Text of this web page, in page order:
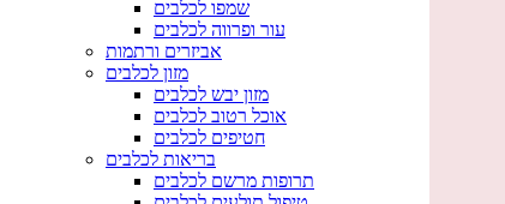
שמפו לכלבים
עור ופרווה לכלבים
אביזרים ורתמות
מזון לכלבים
מזון יבש לכלבים
אוכל רטוב לכלבים
חטיפים לכלבים
בריאות לכלבים
תרופות מרשם לכלבים